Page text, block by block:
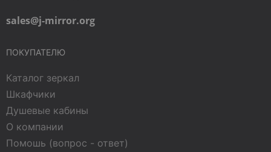
sales@j-mirror.org
ПОКУПАТЕЛЮ
Каталог зеркал
Шкафчики
Душевые кабины
О компании
Помошь (вопрос - ответ)